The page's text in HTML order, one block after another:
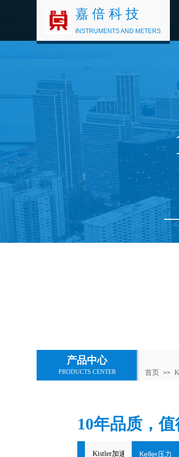
嘉 倍 科 技
INSTRUMENTS AND METERS
首页 >>
PRODUCTS CENTER
产品中心
10年品质，
Kistler加速度传感器Keller压力